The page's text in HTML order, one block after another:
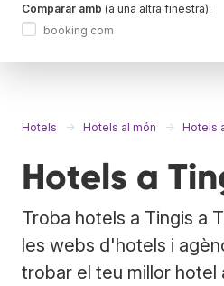
Comparar amb (a una altra finestra):
booking.com
Hotels Hotels al món Hotels
Hotels a
Troba hotels a Tingis a
les webs d'hotels i
trobar el teu millor hotel